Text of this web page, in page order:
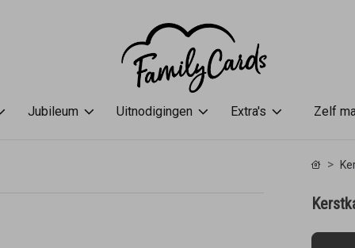
Jubileum Uitnodigingen Extra's Zelf